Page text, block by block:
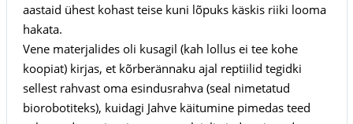
aastaid ühest kohast teise kuni lõpuks käskis riiki looma
hakata.
Vene materjalides oli kusagil (kah lollus ei tee kohe
koopiat) kirjas, et kõrberännaku ajal reptiilid tegidki
sellest rahvast oma esindusrahva (seal nimetatud
biorobotiteks), kuidagi Jahve käitumine pimedas teed